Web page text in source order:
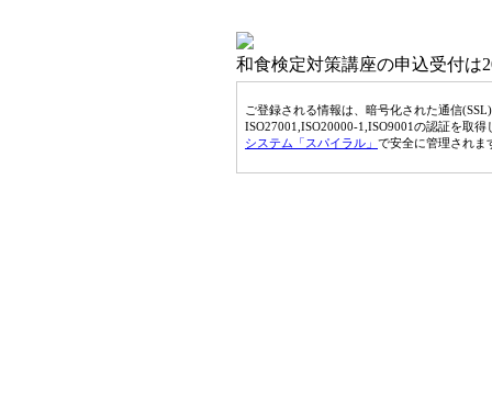
和食検定対策講座の申込受付は
ご登録される情報は、暗号化された通信
ISO27001,ISO20000-1,ISO9001の認証を取
システム「スパイラル」 で安全に管理されま